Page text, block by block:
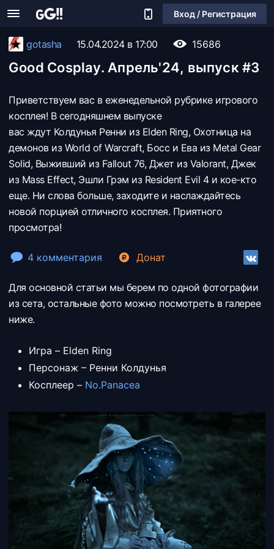
Вход / Регистрация
gotasha 15.04.2024 в 17:00 15686
Good Cosplay. Апрель'24, выпуск #3
Приветствуем вас в еженедельной рубрике игрового
косплея! В сегодняшнем выпуске
вас ждут Колдунья Ренни из Elden Ring, Охотница на
демонов из World of Warcraft, Босс и Ева из Metal Gear
Solid, Выживший из Fallout 76, Джет из Valorant, Джек
из Mass Effect, Эшли Грэм из Resident Evil 4 и кое-кто
еще. Ни слова больше, заходите и наслаждайтесь
новой порцией отличного косплея. Приятного
просмотра!
4 комментария Донат
Для основной статьи мы берем по одной фотографии
из сета, остальные фото можно посмотреть в галерее
ниже.
Игра – Elden Ring
Персонаж – Ренни Колдунья
Косплеер – No.Panacea